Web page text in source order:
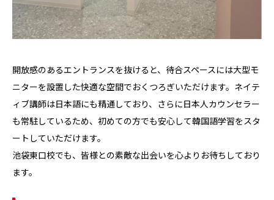
開放感のあるエントランスを抜けると、待合スペースには大型モ
ニターを設置した快適な空間でおくつろぎいただけます。ネイテ
ィブ講師は日本語にも精通しており、さらに日本人カウンセラー
も常駐しているため、初めての方でも安心して韓国語学習をスタ
ートしていただけます。
池袋東口校でも、皆様との素敵な出会いを心よりお待ちしており
ます。